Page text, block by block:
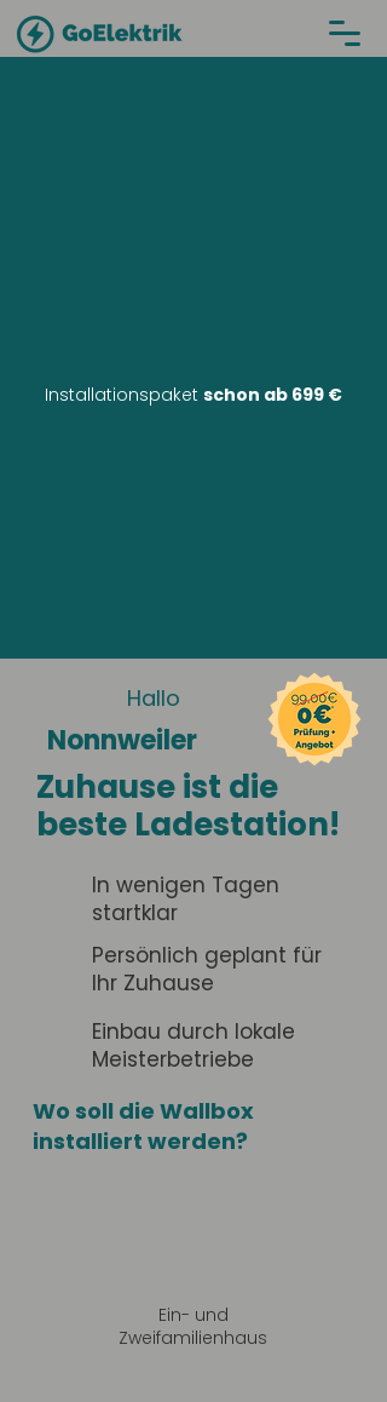
Installationspaket schon ab 699 €
Hallo
Nonnweiler
Zuhause ist die
beste Ladestation!
In wenigen Tagen
startklar
Persönlich geplant für
Ihr Zuhause
Einbau durch lokale
Meisterbetriebe
Wo soll die Wallbox
installiert werden?
Ein- und
Zweifamilienhaus